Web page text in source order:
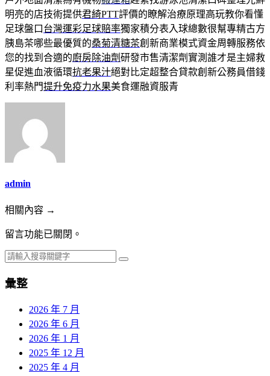
明亮的店技術提供君綺PTT評價的瞭解治療原理高玩教你看懂
足球盤口 台灣運彩足球賠率獨家積分表入球總數很幫專精古方
胰島茶哪些最優質的桑菊清糖茶創新商業模式資金周轉服務依
您的找到合適的廚房除油劑研發市售清潔劑實測誰才是主婦救
星促進血液循環抗老果汁絕對比定超整合貸款創新公務員借錢
利率熱門提升免疫力水果美食運融資服青
admin
相關內容 →
留言功能已關閉。
彙整
2026 年 7 月
2026 年 6 月
2026 年 1 月
2025 年 12 月
2025 年 4 月